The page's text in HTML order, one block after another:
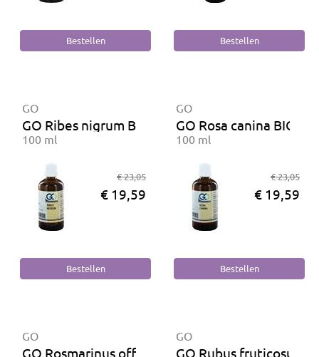
GO
GO Ribes nigrum BIO
100 ml
€ 23,05
€ 19,59
GO
GO Rosa canina BIO
100 ml
€ 23,05
€ 19,59
GO
GO Rosmarinus officinalis BIO
GO
GO Rubus fruticosus